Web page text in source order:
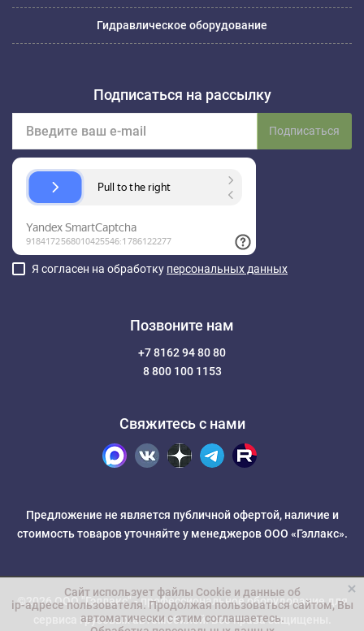
Гидравлическое оборудование
Подписаться на рассылку
Подписаться
Я согласен на обработку персональных данных
Позвоните нам
+7 8162 94 80 80
8 800 100 1153
Свяжитесь с нами
Предложение не является публичной офертой, наличие и
стоимость товаров уточняйте у менеджеров ООО «Гэллакс».
©2026 ООО "Гэллакс" -профессиональное оборудование для
сервиса грузовых автомобилей. Все права защищены.
Сайт использует файлы Cookie и данные об
ip-адресе пользователя. Продолжая пользоваться сайтом, Вы
автоматически с этим соглашаетесь.